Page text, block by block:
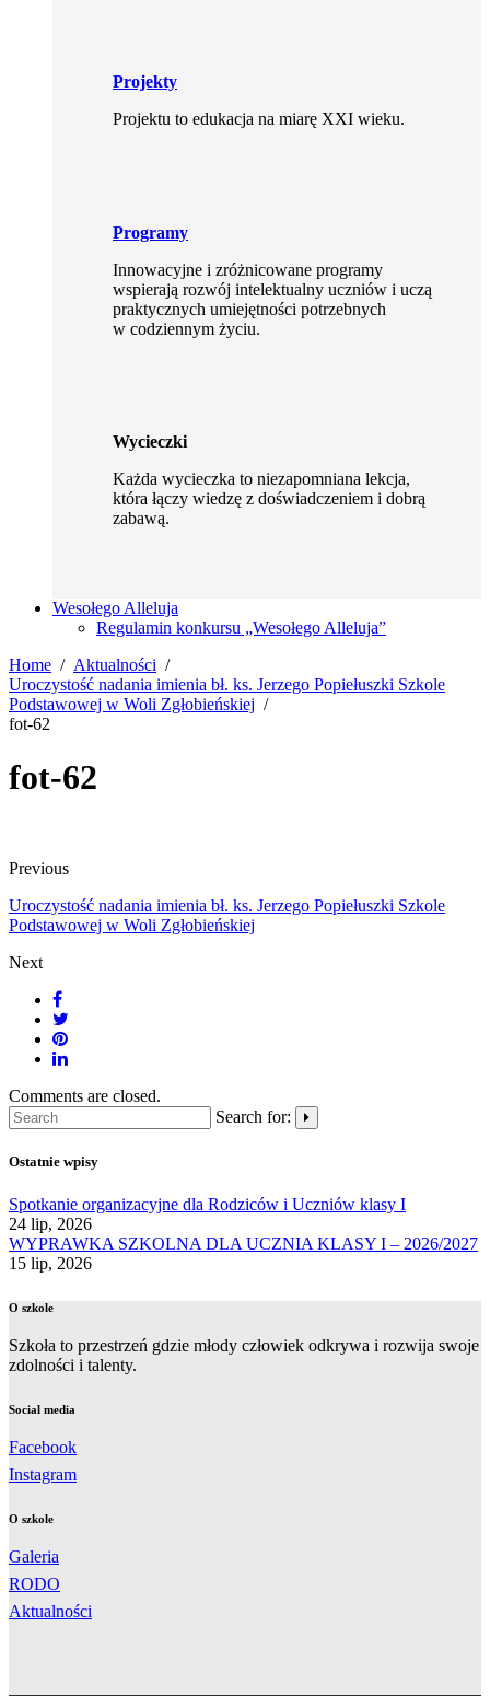
Projekty
Projektu to edukacja na miarę XXI wieku.
Programy
Innowacyjne i zróżnicowane programy
wspierają rozwój intelektualny uczniów i uczą
praktycznych umiejętności potrzebnych
w codziennym życiu.
Wycieczki
Każda wycieczka to niezapomniana lekcja,
która łączy wiedzę z doświadczeniem i dobrą
zabawą.
Wesołego Alleluja
Regulamin konkursu „Wesołego Alleluja”
Home
Aktualności
Uroczystość nadania imienia bł. ks. Jerzego Popiełuszki Szkole
Podstawowej w Woli Zgłobieńskiej
fot-62
fot-62
Previous
Uroczystość nadania imienia bł. ks. Jerzego Popiełuszki Szkole
Podstawowej w Woli Zgłobieńskiej
Next
Comments are closed.
Search for:
Ostatnie wpisy
Spotkanie organizacyjne dla Rodziców i Uczniów klasy I
24 lip, 2026
WYPRAWKA SZKOLNA DLA UCZNIA KLASY I – 2026/2027
15 lip, 2026
O szkole
Szkoła to przestrzeń gdzie młody człowiek odkrywa i rozwija swoje
zdolności i talenty.
Social media
Facebook
Instagram
O szkole
Galeria
RODO
Aktualności